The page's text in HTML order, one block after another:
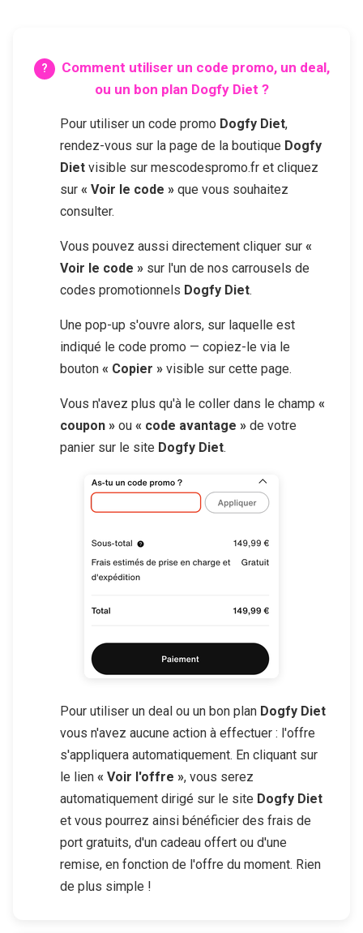
Comment utiliser un code promo, un deal,
ou un bon plan Dogfy Diet ?
Pour utiliser un code promo Dogfy Diet,
rendez-vous sur la page de la boutique Dogfy
Diet visible sur mescodespromo.fr et cliquez
sur « Voir le code » que vous souhaitez
consulter.
Vous pouvez aussi directement cliquer sur «
Voir le code » sur l'un de nos carrousels de
codes promotionnels Dogfy Diet.
Une pop-up s'ouvre alors, sur laquelle est
indiqué le code promo — copiez-le via le
bouton « Copier » visible sur cette page.
Vous n'avez plus qu'à le coller dans le champ «
coupon » ou « code avantage » de votre
panier sur le site Dogfy Diet.
Pour utiliser un deal ou un bon plan Dogfy Diet
vous n'avez aucune action à effectuer : l'offre
s'appliquera automatiquement. En cliquant sur
le lien « Voir l'offre », vous serez
automatiquement dirigé sur le site Dogfy Diet
et vous pourrez ainsi bénéficier des frais de
port gratuits, d'un cadeau offert ou d'une
remise, en fonction de l'offre du moment. Rien
de plus simple !